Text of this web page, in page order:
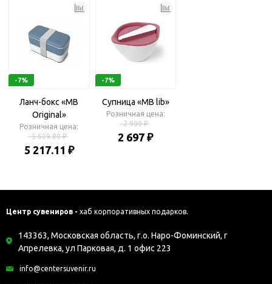
-7%
Ланч-бокс «MB
Original»
Розничная цена:
5 609.80 ₽
5 217.11 ₽
-7%
Супница «MB lib»
Розничная цена:
2 900 ₽
2 697 ₽
Центр сувениров - хаб корпоративных подарков.
143363, Московская область, г.о. Наро-Фоминский, г
Апрелевка, ул Парковая, д. 1 офис 223
info@centersuvenir.ru